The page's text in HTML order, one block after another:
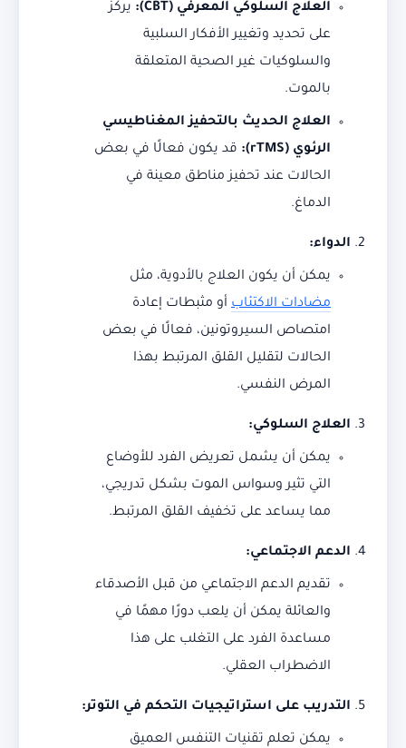
العلاج السلوكي المعرفي (CBT):
يركز
على تحديد وتغيير الأفكار السلبية
والسلوكيات غير الصحية المتعلقة
بالموت.
العلاج الحديث بالتحفيز المغناطيسي
الرئوي (rTMS):
قد يكون فعالًا في بعض
الحالات عند تحفيز مناطق معينة في
الدماغ.
الدواء:
يمكن أن يكون العلاج بالأدوية، مثل
مضادات الاكتئاب أو مثبطات إعادة
امتصاص السيروتونين، فعالًا في بعض
الحالات لتقليل القلق المرتبط بهذا
المرض النفسي.
العلاج السلوكي:
يمكن أن يشمل تعريض الفرد للأوضاع
التي تثير وسواس الموت بشكل تدريجي،
مما يساعد على تخفيف القلق المرتبط.
الدعم الاجتماعي:
تقديم الدعم الاجتماعي من قبل الأصدقاء
والعائلة يمكن أن يلعب دورًا مهمًا في
مساعدة الفرد على التغلب على هذا
الاضطراب العقلي.
التدريب على استراتيجيات التحكم في التوتر:
يمكن تعلم تقنيات التنفس العميق